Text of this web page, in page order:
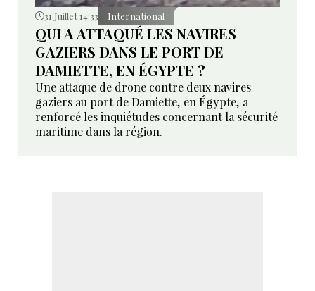
31 Juillet 14:33 International
QUI A ATTAQUÉ LES NAVIRES
GAZIERS DANS LE PORT DE
DAMIETTE, EN ÉGYPTE ?
Une attaque de drone contre deux navires
gaziers au port de Damiette, en Égypte, a
renforcé les inquiétudes concernant la sécurité
maritime dans la région.